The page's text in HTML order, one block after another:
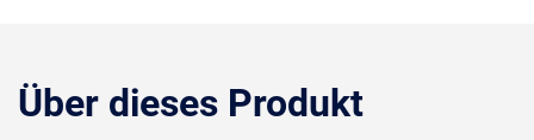
Über dieses Produkt